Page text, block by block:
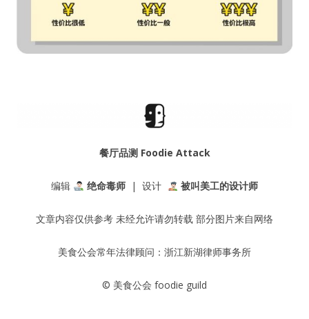
餐厅品测 Foodie Attack
编辑 绝命毒师 | 设计 被叫美工的设计师
文章内容仅供参考 未经允许请勿转载 部分图片来自网络
美食公会常年法律顾问：浙江新湖律师事务所
© 美食公会 foodie guild